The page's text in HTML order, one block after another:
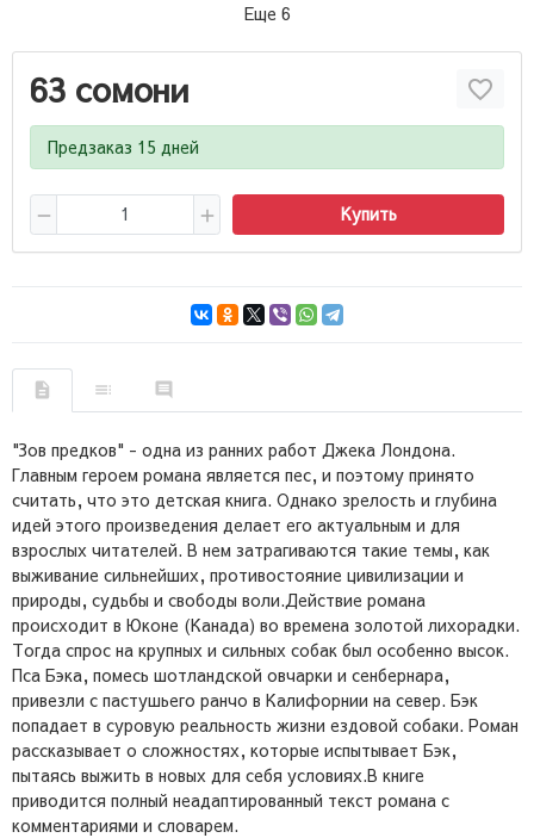
Еще 6
63 сомони
Предзаказ 15 дней
Купить
"Зов предков" - одна из ранних работ Джека Лондона.
Главным героем романа является пес, и поэтому принято
считать, что это детская книга. Однако зрелость и глубина
идей этого произведения делает его актуальным и для
взрослых читателей. В нем затрагиваются такие темы, как
выживание сильнейших, противостояние цивилизации и
природы, судьбы и свободы воли.Действие романа
происходит в Юконе (Канада) во времена золотой лихорадки.
Тогда спрос на крупных и сильных собак был особенно высок.
Пса Бэка, помесь шотландской овчарки и сенбернара,
привезли с пастушьего ранчо в Калифорнии на север. Бэк
попадает в суровую реальность жизни ездовой собаки. Роман
рассказывает о сложностях, которые испытывает Бэк,
пытаясь выжить в новых для себя условиях.В книге
приводится полный неадаптированный текст романа с
комментариями и словарем.